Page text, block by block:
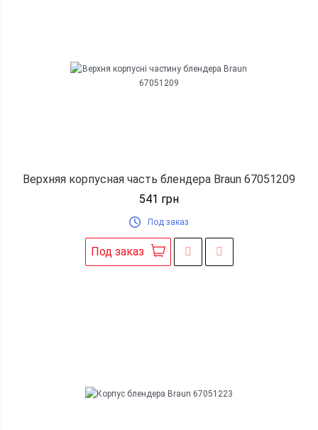
Верхняя корпусная часть блендера Braun 67051209
541 грн
Под заказ
Под заказ